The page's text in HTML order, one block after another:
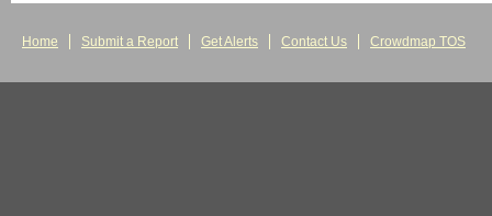
Home Submit a Report Get Alerts Contact Us Crowdmap TOS